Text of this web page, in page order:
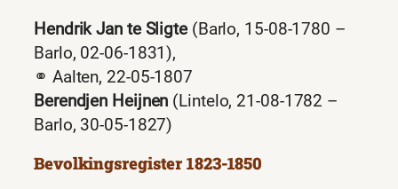
Hendrik Jan te Sligte(Barlo, 15-08-1780 –
Barlo, 02-06-1831),
⚭ Aalten, 22-05-1807
Berendjen Heijnen (Lintelo, 21-08-1782 –
Barlo, 30-05-1827)
Bevolkingsregister 1823-1850